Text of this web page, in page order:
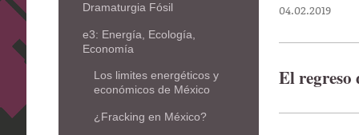
04.02.2019
El regreso
Dramaturgia Fósil
e3: Energía, Ecología,
Economía
Los limites energéticos y
económicos de México
¿Fracking en México?